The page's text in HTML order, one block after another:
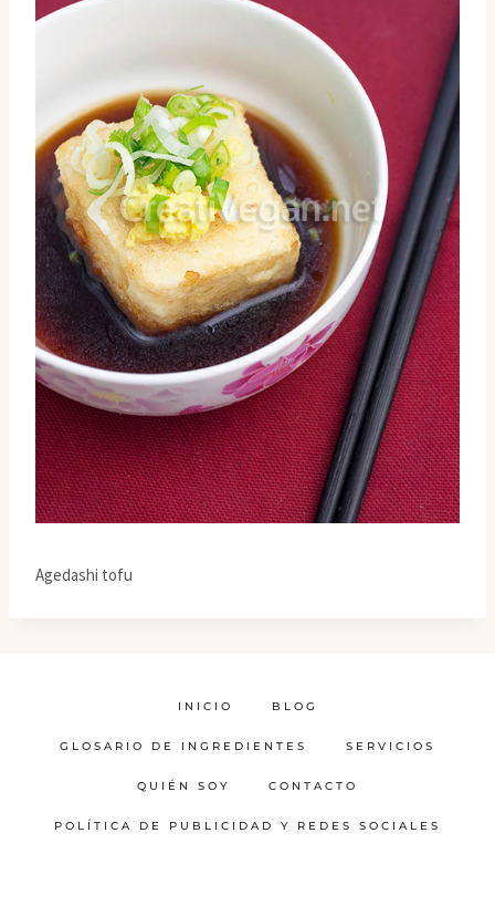
Agedashi tofu
INICIO BLOG
GLOSARIO DE INGREDIENTES SERVICIOS
QUIÉN SOY CONTACTO
POLÍTICA DE PUBLICIDAD Y REDES SOCIALES